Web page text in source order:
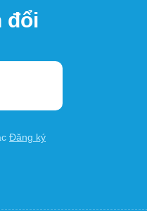
đổi
Đăng ký